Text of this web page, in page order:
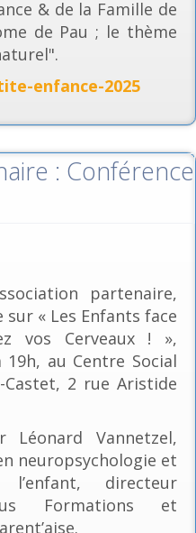
& de la Famille de
de Pau ; le thème
enfance-2025
: Conférence
partenaire,
« Les Enfants face
vos Cerveaux ! »,
au Centre Social
Castet, 2 rue Aristide
Léonard Vannetzel,
neuropsychologie et
l’enfant, directeur
Formations et